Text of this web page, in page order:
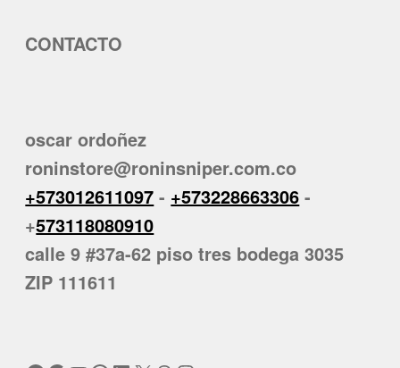
CONTACTO
oscar ordoñez
roninstore@roninsniper.com.co
+573012611097 - +573228663306 -
+573118080910
calle 9 #37a-62 piso tres bodega 3035
ZIP 111611